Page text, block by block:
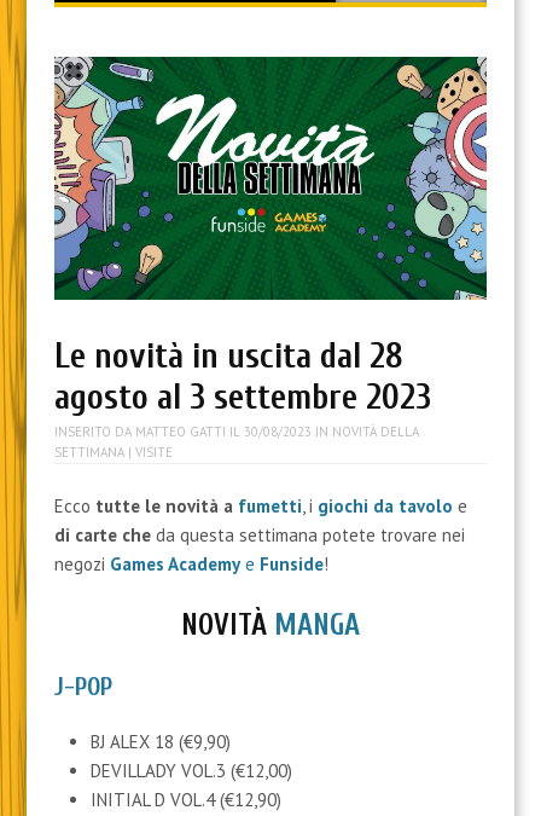
content
Le novità in uscita dal 28
agosto al 3 settembre 2023
INSERITO DA MATTEO GATTI IL 30/08/2023 IN NOVITÀ DELLA
SETTIMANA| VISITE
Ecco tutte le novità a fumetti , i giochi da tavolo e
di carte che da questa settimana potete trovare nei
negozi Games Academye Funside!
NOVITÀ MANGA
J-POP
BJ ALEX 18 (€9,90)
DEVILLADY VOL.3 (€12,00)
INITIAL D VOL.4 (€12,90)